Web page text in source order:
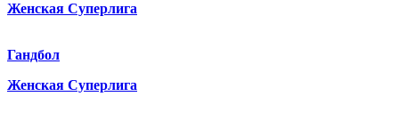
Женская Суперлига
Гандбол
Женская Суперлига